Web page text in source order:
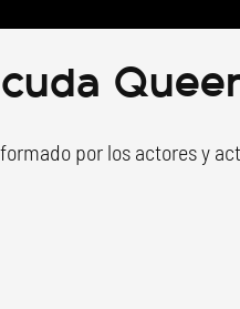
por los actores y